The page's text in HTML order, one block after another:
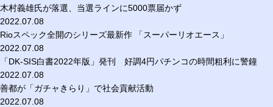
木村義雄氏が落選、当選ラインに5000票届かず
2022.07.08
Rioスペック全開のシリーズ最新作 「スーパーリオエース」
2022.07.08
「DK-SIS白書2022年版」発刊 好調4円パチンコの時間粗利に警鐘
2022.07.08
善都が「ガチャきらり」で社会貢献活動
2022.07.08